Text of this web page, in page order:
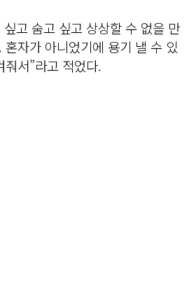
고 숨고 싶고 상상할 수 없을 만
자가 아니었기에 용기 낼 수 있
서”라고 적었다.